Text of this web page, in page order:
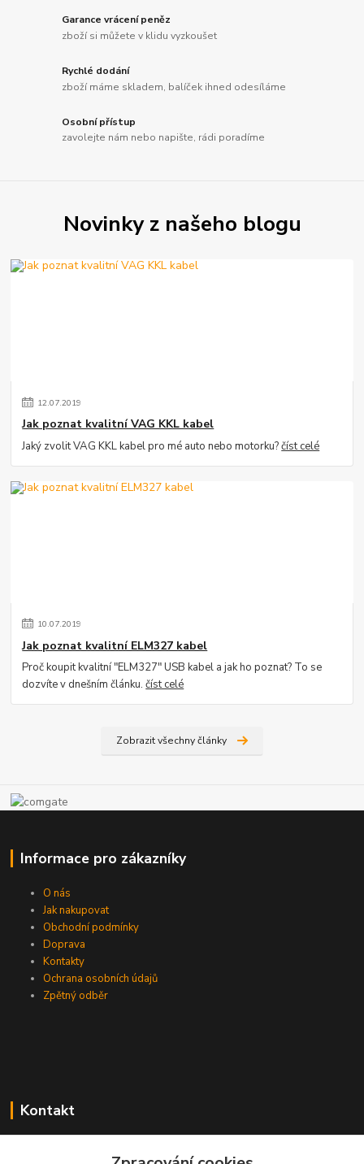
Garance vrácení peněz
zboží si můžete v klidu vyzkoušet
Rychlé dodání
zboží máme skladem, balíček ihned odesíláme
Osobní přístup
zavolejte nám nebo napište, rádi poradíme
Novinky z našeho blogu
12.07.2019
Jak poznat kvalitní VAG KKL kabel
Jaký zvolit VAG KKL kabel pro mé auto nebo motorku?číst celé
10.07.2019
Jak poznat kvalitní ELM327 kabel
Proč koupit kvalitní "ELM327" USB kabel a jak ho poznat? To se
dozvíte v dnešním článku.číst celé
Zobrazit všechny články
Informace pro zákazníky
O nás
Jak nakupovat
Obchodní podmínky
Doprava
Kontakty
Ochrana osobních údajů
Zpětný odběr
Kontakt